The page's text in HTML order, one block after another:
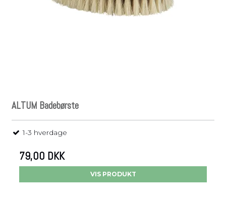
ALTUM Badebørste
1-3 hverdage
79,00 DKK
VIS PRODUKT